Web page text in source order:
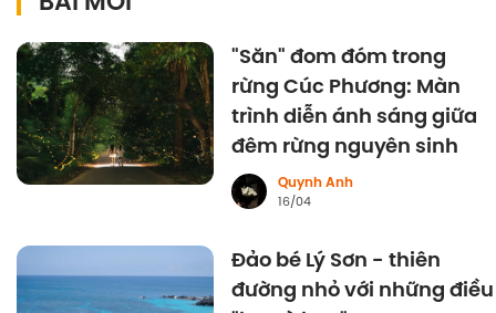
"Săn" đom đóm trong
rừng Cúc Phương: Màn
trình diễn ánh sáng giữa
đêm rừng nguyên sinh
Quynh Anh
16/04
Đảo bé Lý Sơn - thiên
đường nhỏ với những điều